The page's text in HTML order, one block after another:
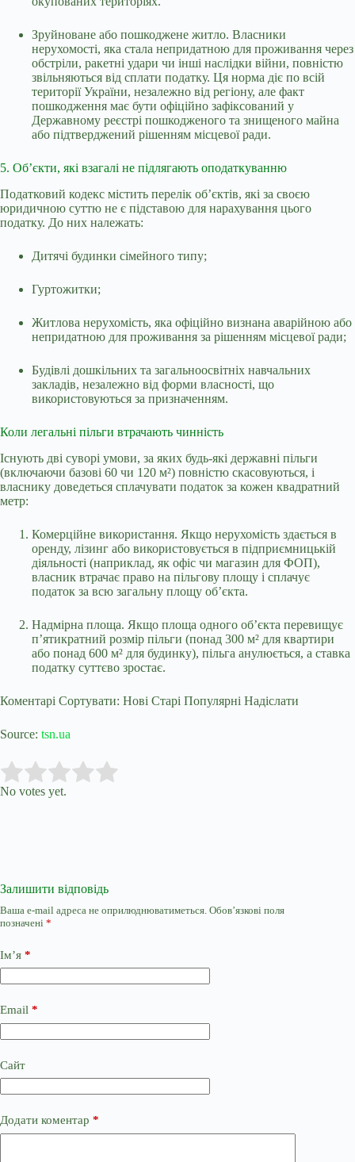
Зруйноване або пошкоджене житло. Власники
нерухомості, яка стала непридатною для проживання через
обстріли, ракетні удари чи інші наслідки війни, повністю
звільняються від сплати податку. Ця норма діє по всій
території України, незалежно від регіону, але факт
пошкодження має бути офіційно зафіксований у
Державному реєстрі пошкодженого та знищеного майна
або підтверджений рішенням місцевої ради.
5. Об’єкти, які взагалі не підлягають оподаткуванню
Податковий кодекс містить перелік об’єктів, які за своєю
юридичною суттю не є підставою для нарахування цього
податку. До них належать:
Дитячі будинки сімейного типу;
Гуртожитки;
Житлова нерухомість, яка офіційно визнана аварійною або
непридатною для проживання за рішенням місцевої ради;
Будівлі дошкільних та загальноосвітніх навчальних
закладів, незалежно від форми власності, що
використовуються за призначенням.
Коли легальні пільги втрачають чинність
Існують дві суворі умови, за яких будь-які державні пільги
(включаючи базові 60 чи 120 м²) повністю скасовуються, і
власнику доведеться сплачувати податок за кожен квадратний
метр:
Комерційне використання. Якщо нерухомість здається в
оренду, лізинг або використовується в підприємницькій
діяльності (наприклад, як офіс чи магазин для ФОП),
власник втрачає право на пільгову площу і сплачує
податок за всю загальну площу об’єкта.
Надмірна площа. Якщо площа одного об’єкта перевищує
п’ятикратний розмір пільги (понад 300 м² для квартири
або понад 600 м² для будинку), пільга анулюється, а ставка
податку суттєво зростає.
Коментарі Сортувати: Нові Старі Популярні Надіслати
Source: tsn.ua
Rate this item:
No votes yet.
Залишити відповідь
Ваша e-mail адреса не оприлюднюватиметься. Обов’язкові поля
позначені *
Ім’я *
Email *
Сайт
Додати коментар *